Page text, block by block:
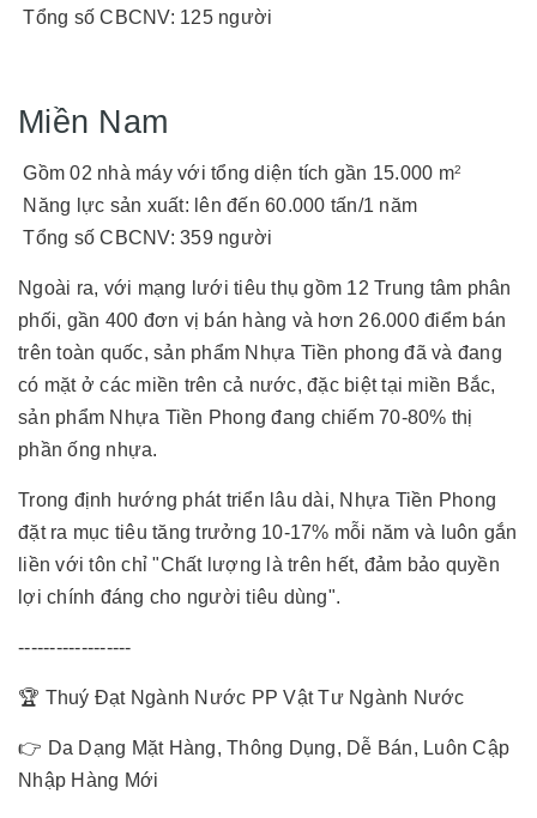
Tổng số CBCNV: 125 người
Miền Nam
Gồm 02 nhà máy với tổng diện tích gần 15.000 m2
Năng lực sản xuất: lên đến 60.000 tấn/1 năm
Tổng số CBCNV: 359 người
Ngoài ra, với mạng lưới tiêu thụ gồm 12 Trung tâm phân
phối, gần 400 đơn vị bán hàng và hơn 26.000 điểm bán
trên toàn quốc, sản phẩm Nhựa Tiền phong đã và đang
có mặt ở các miền trên cả nước, đặc biệt tại miền Bắc,
sản phẩm Nhựa Tiền Phong đang chiếm 70-80% thị
phần ống nhựa.
Trong định hướng phát triển lâu dài, Nhựa Tiền Phong
đặt ra mục tiêu tăng trưởng 10-17% mỗi năm và luôn gắn
liền với tôn chỉ "Chất lượng là trên hết, đảm bảo quyền
lợi chính đáng cho người tiêu dùng".
------------------
🏆 Thuý Đạt Ngành Nước PP Vật Tư Ngành Nước
👉 Da Dạng Mặt Hàng, Thông Dụng, Dễ Bán, Luôn Cập
Nhập Hàng Mới